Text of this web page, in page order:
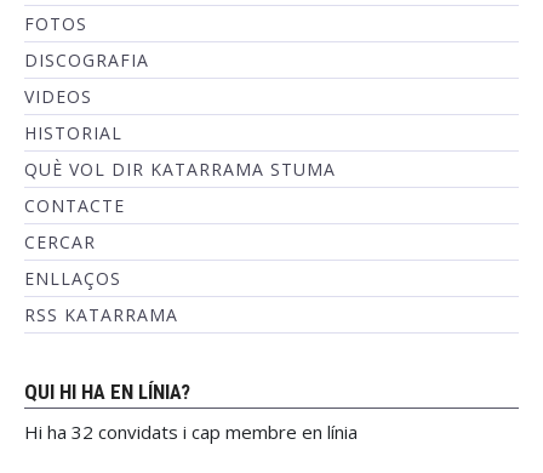
FOTOS
DISCOGRAFIA
VIDEOS
HISTORIAL
QUÈ VOL DIR KATARRAMA STUMA
CONTACTE
CERCAR
ENLLAÇOS
RSS KATARRAMA
QUI HI HA EN LÍNIA?
Hi ha 32 convidats i cap membre en línia